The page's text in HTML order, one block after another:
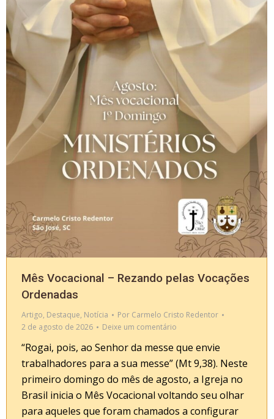
Mês Vocacional – Rezando pelas Vocações
Ordenadas
Artigo, Destaque, Notícia Por Carmelo Cristo Redentor
2 de agosto de 2026
Deixe um comentário
“Rogai, pois, ao Senhor da messe que envie
trabalhadores para a sua messe” (Mt 9,38). Neste
primeiro domingo do mês de agosto, a Igreja no
Brasil inicia o Mês Vocacional voltando seu olhar
para aqueles que foram chamados a configurar